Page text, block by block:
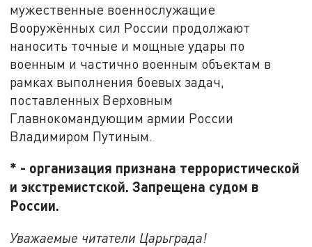
мужественные военнослужащие
Вооружённых сил России продолжают
наносить точные и мощные удары по
военным и частично военным объектам в
рамках выполнения боевых задач,
поставленных Верховным
Главнокомандующим армии России
Владимиром Путиным.
* - организация признана террористической
и экстремистской. Запрещена судом в
России.
Уважаемые читатели Царьграда!